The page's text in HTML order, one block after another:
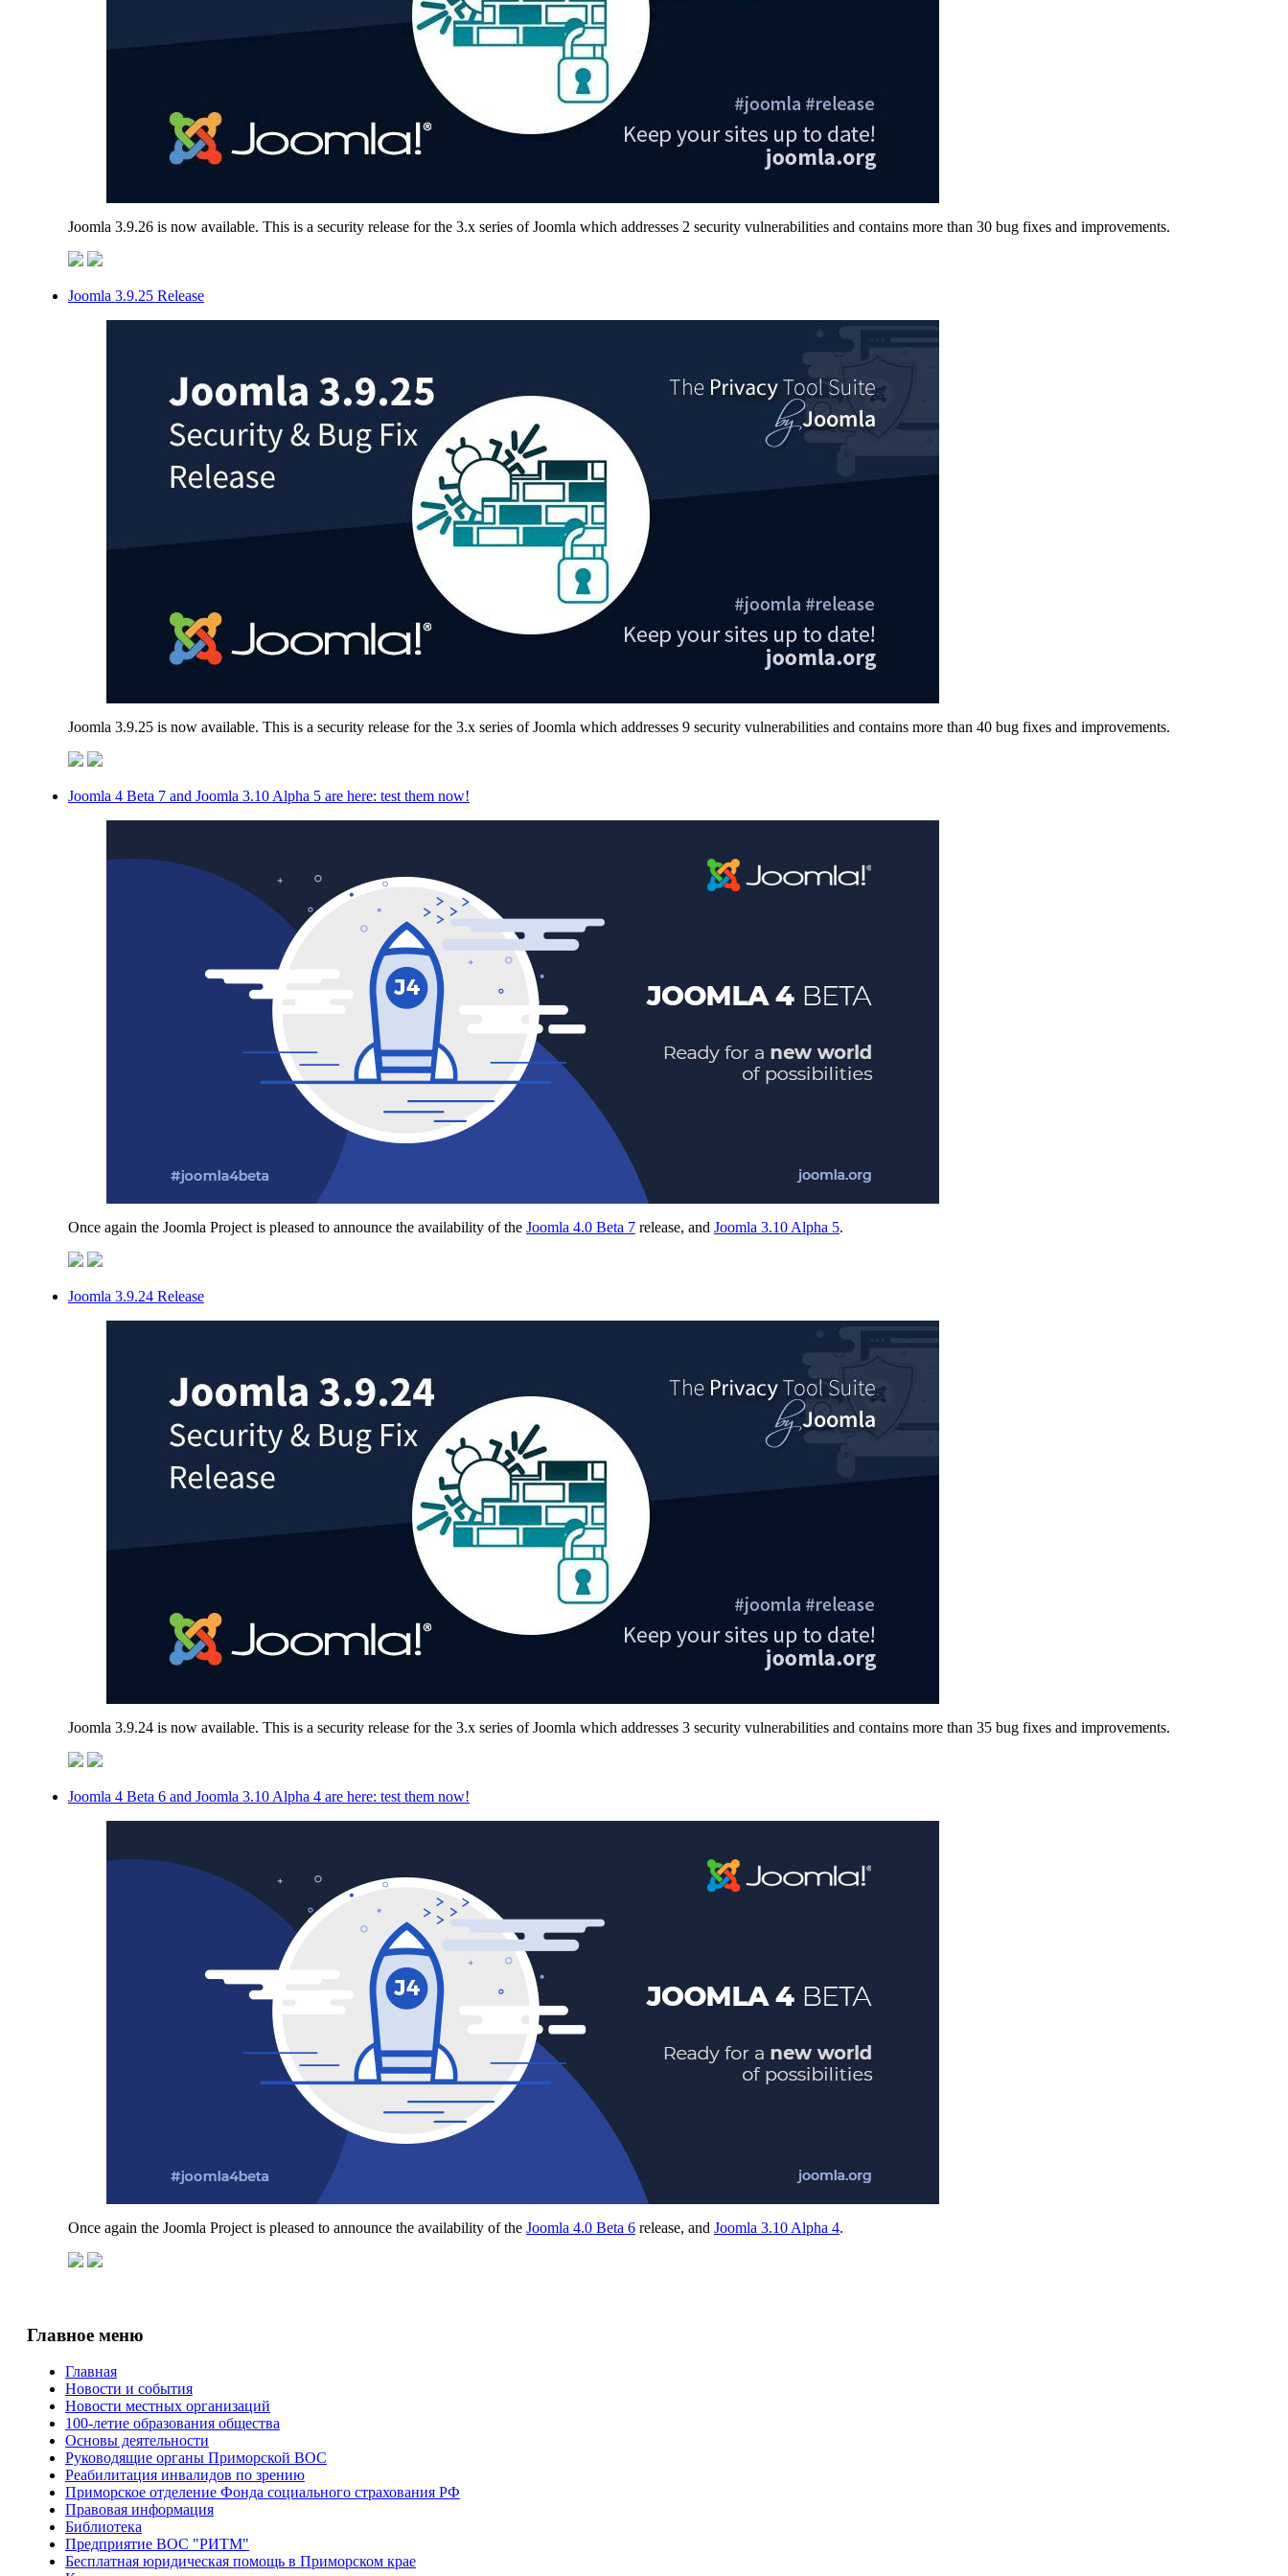
Joomla 3.9.26 is now available. This is a security release for the 3.x series of Joomla which addresses 2 security vulnerabilities and contains more than 30 bug fixes and improvements.
Joomla 3.9.25 Release
Joomla 3.9.25 is now available. This is a security release for the 3.x series of Joomla which addresses 9 security vulnerabilities and contains more than 40 bug fixes and improvements.
Joomla 4 Beta 7 and Joomla 3.10 Alpha 5 are here: test them now!
Once again the Joomla Project is pleased to announce the availability of the Joomla 4.0 Beta 7release, and Joomla 3.10 Alpha 5.
Joomla 3.9.24 Release
Joomla 3.9.24 is now available. This is a security release for the 3.x series of Joomla which addresses 3 security vulnerabilities and contains more than 35 bug fixes and improvements.
Joomla 4 Beta 6 and Joomla 3.10 Alpha 4 are here: test them now!
Once again the Joomla Project is pleased to announce the availability of the Joomla 4.0 Beta 6release, and Joomla 3.10 Alpha 4.
Главное меню
Главная
Новости и события
Новости местных организаций
100-летие образования общества
Основы деятельности
Руководящие органы Приморской ВОС
Реабилитация инвалидов по зрению
Приморское отделение Фонда социального страхования РФ
Правовая информация
Библиотека
Предприятие ВОС "РИТМ"
Бесплатная юридическая помощь в Приморском крае